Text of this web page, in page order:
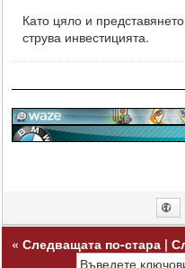
Като цяло и
струва инвестицията.
«Следващата по-стара |